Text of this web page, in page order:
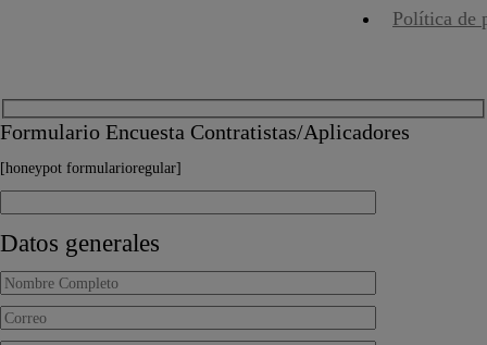
Política de
Formulario Encuesta Contratistas/Aplicadores
[honeypot formularioregular]
Datos generales